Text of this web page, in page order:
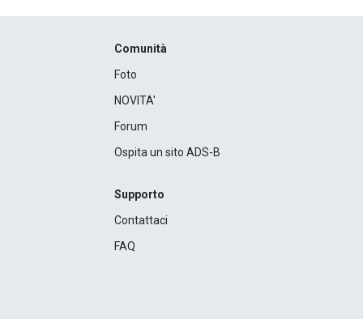
Comunità
Foto
NOVITA'
Forum
Ospita un sito ADS-B
Supporto
Contattaci
FAQ